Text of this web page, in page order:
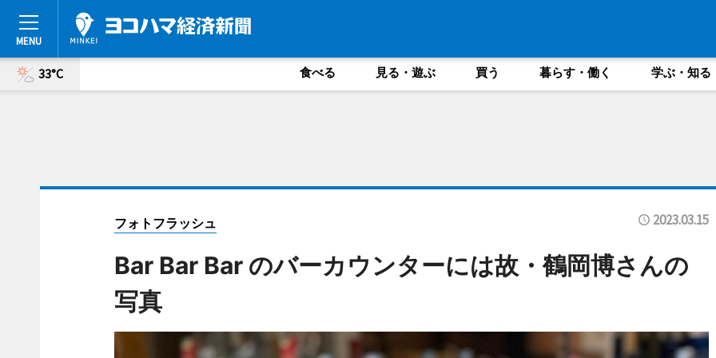
33°C 食べる 見る・遊ぶ 買う 暮らす・働く 学ぶ・知る
フォトフラッシュ 2023.03.15
Bar Bar Bar のバーカウンターには故・鶴岡博さんの
写真